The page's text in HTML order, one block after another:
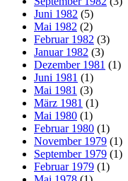
Juni 1982 (5)
Mai 1982 (2)
Februar 1982 (3)
Januar 1982 (3)
Dezember 1981 (1)
Juni 1981 (1)
Mai 1981 (3)
März 1981 (1)
Mai 1980 (1)
Februar 1980 (1)
November 1979 (1)
September 1979 (1)
Februar 1979 (1)